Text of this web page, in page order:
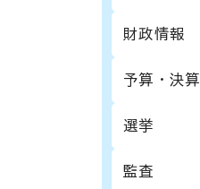
財政情報
予算・決算
選挙
監査